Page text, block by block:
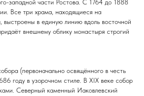
западной части Ростова. С 1764 до 1888
Все три храма, находящиеся на
выстроены в единую линию вдоль восточной
внешнему облику монастыря строгий
(первоначально освящённого в честь
году в узорочном стиле. В XIX веке собор
Северный каменный Иаковлевский